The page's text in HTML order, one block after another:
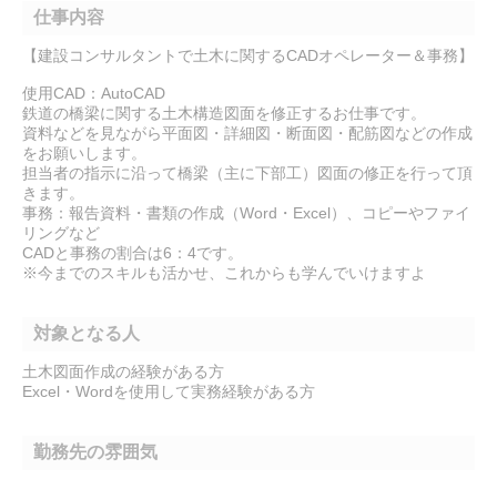
仕事内容
【建設コンサルタントで土木に関するCADオペレーター＆事務】
使用CAD：AutoCAD
鉄道の橋梁に関する土木構造図面を修正するお仕事です。
資料などを見ながら平面図・詳細図・断面図・配筋図などの作成
をお願いします。
担当者の指示に沿って橋梁（主に下部工）図面の修正を行って頂
きます。
事務：報告資料・書類の作成（Word・Excel）、コピーやファイ
リングなど
CADと事務の割合は6：4です。
※今までのスキルも活かせ、これからも学んでいけますよ
対象となる人
土木図面作成の経験がある方
Excel・Wordを使用して実務経験がある方
勤務先の雰囲気